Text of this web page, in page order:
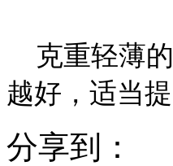
克重轻薄的
越好，适当提
分享到：